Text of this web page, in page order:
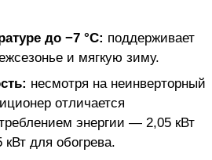
до −7 °C: поддерживает
и мягкую зиму.
несмотря на неинверторный
отличается
энергии — 2,05 кВт
для обогрева.